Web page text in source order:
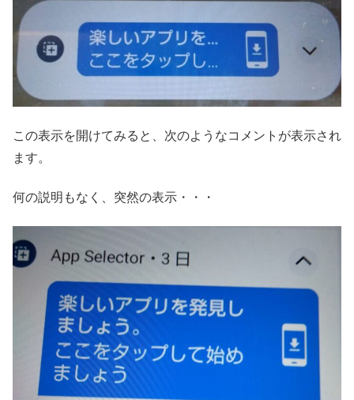
この表示を開けてみると、次のようなコメントが表示され
ます。
何の説明もなく、突然の表示・・・